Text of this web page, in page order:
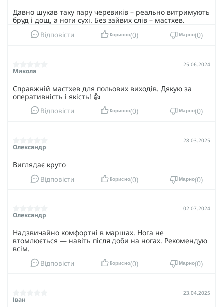
Давно шукав таку пару черевиків – реально витримують
бруд і дощ, а ноги сухі. Без зайвих слів – мастхев.
Відповісти Корисно 0 Марно 0
Микола
25.06.2024
Справжній мастхев для польових виходів. Дякую за
оперативність і якість! 👍
Відповісти Корисно 0 Марно 0
Олександр
28.03.2025
Виглядає круто
Відповісти Корисно 0 Марно 0
Олександр
02.07.2024
Надзвичайно комфортні в маршах. Нога не
втомлюється — навіть після доби на ногах. Рекомендую
всім.
Відповісти Корисно 0 Марно 0
Іван
23.04.2025